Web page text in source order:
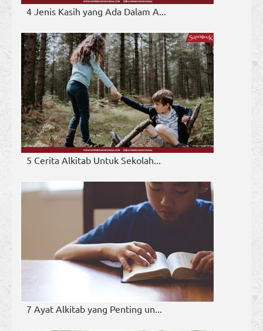
4 Jenis Kasih yang Ada Dalam A...
5 Cerita Alkitab Untuk Sekolah...
7 Ayat Alkitab yang Penting un...